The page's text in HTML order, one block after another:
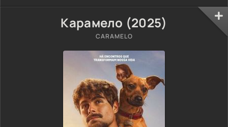
Карамело (2025)
CARAMELO